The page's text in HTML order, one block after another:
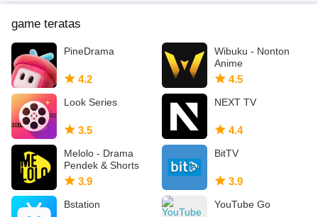
game teratas
PineDrama
4.2
Wibuku - Nonton
Anime
4.5
Look Series
3.5
NEXT TV
4.4
Melolo - Drama
Pendek & Shorts
3.9
BitTV
3.9
Bstation YouTube Go